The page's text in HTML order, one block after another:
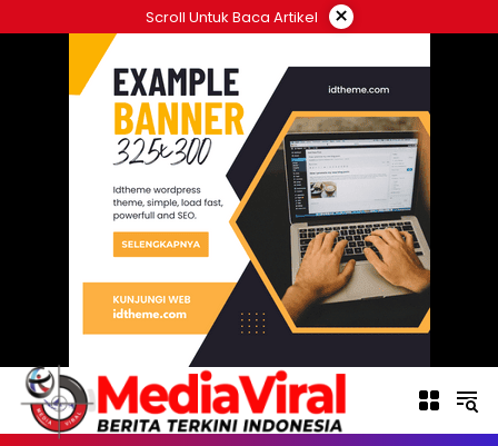
ke
Scroll Untuk Baca Artikel ×